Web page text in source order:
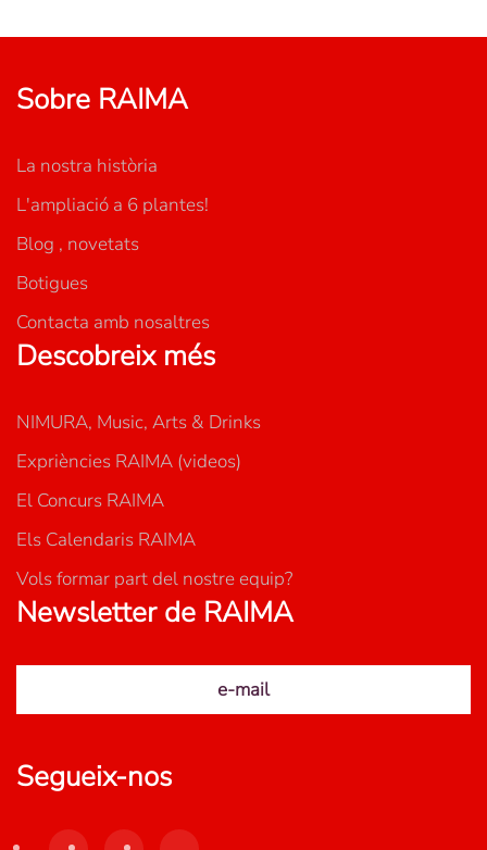
Sobre RAIMA
La nostra història
L'ampliació a 6 plantes!
Blog , novetats
Botigues
Contacta amb nosaltres
Descobreix més
NIMURA, Music, Arts & Drinks
Expriències RAIMA (videos)
El Concurs RAIMA
Els Calendaris RAIMA
Vols formar part del nostre equip?
Newsletter de RAIMA
e-mail
Segueix-nos